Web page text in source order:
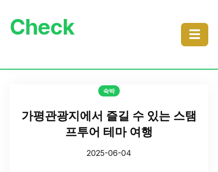
Check ☰
숙박
가평관광지에서 즐길 수 있는 스탬
프투어 테마 여행
2025-06-04